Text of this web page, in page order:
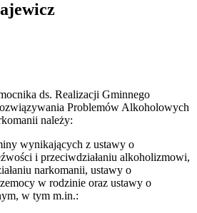
ds. Realizacji Gminnego
Problemów Alkoholowych
należy:
wynikających z ustawy o
i przeciwdziałaniu alkoholizmowi,
narkomanii, ustawy o
w rodzinie oraz ustawy o
w tym m.in.: